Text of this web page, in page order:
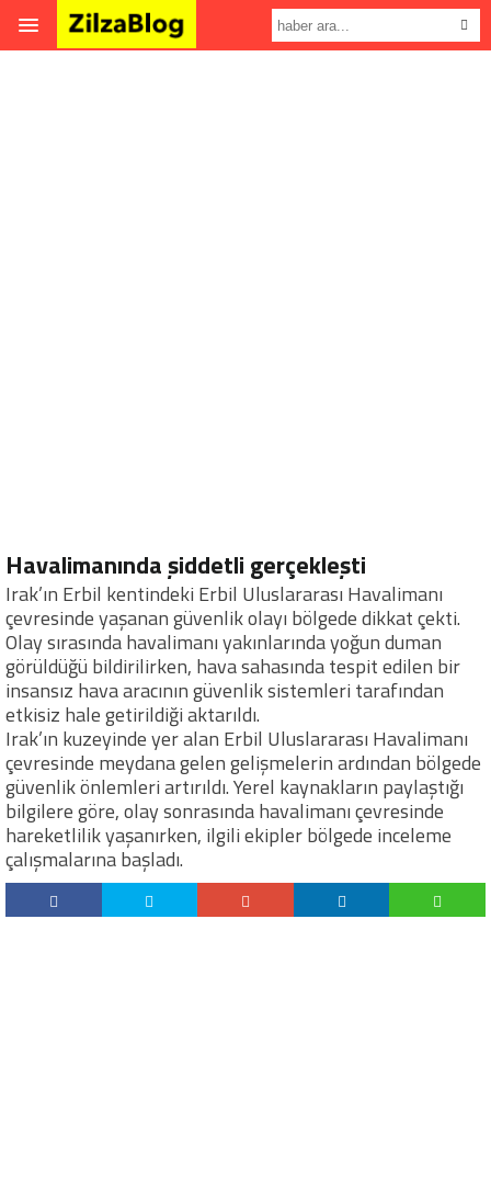
Havalimanında şiddetli gerçekleşti
Irak’ın Erbil kentindeki Erbil Uluslararası Havalimanı
çevresinde yaşanan güvenlik olayı bölgede dikkat çekti.
Olay sırasında havalimanı yakınlarında yoğun duman
görüldüğü bildirilirken, hava sahasında tespit edilen bir
insansız hava aracının güvenlik sistemleri tarafından
etkisiz hale getirildiği aktarıldı.
Irak’ın kuzeyinde yer alan Erbil Uluslararası Havalimanı
çevresinde meydana gelen gelişmelerin ardından bölgede
güvenlik önlemleri artırıldı. Yerel kaynakların paylaştığı
bilgilere göre, olay sonrasında havalimanı çevresinde
hareketlilik yaşanırken, ilgili ekipler bölgede inceleme
çalışmalarına başladı.